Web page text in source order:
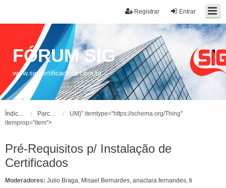
Entrar
Registrar
FÓRUM SIG
www.sigcertificadora.com.br
Índice do fórum Parceiros
UM}" itemtype="https://schema.org/Thing"
itemprop="item">
Pré-Requisitos p/ Instalação de
Certificados
Moderadores: Julio Braga, Misael Bernardes, anaclara.fernandes, ti